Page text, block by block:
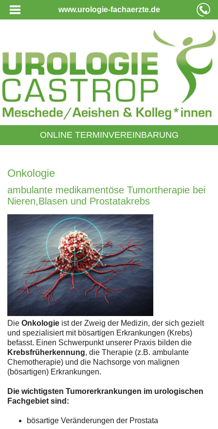
www.urologie-fachaerzte.de
ONLINE TERMINVEREINBARUNG
Onkologie
ambulante medikamentöse Tumortherapie bei
Nieren,Blasen und Prostatakrebs
Die Onkologie ist der Zweig der Medizin, der sich gezielt
und spezialisiert mit bösartigen Erkrankungen (Krebs)
befasst. Einen Schwerpunkt unserer Praxis bilden die
Krebsfrüherkennung, die Therapie (z.B. ambulante
Chemotherapie) und die Nachsorge von malignen
(bösartigen) Erkrankungen.
Die wichtigsten Tumorerkrankungen im urologischen
Fachgebiet sind:
bösartige Veränderungen der Prostata